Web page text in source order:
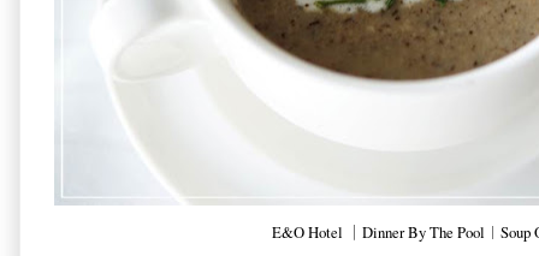
E&O Hotel ｜Dinner By The Pool︱Soup